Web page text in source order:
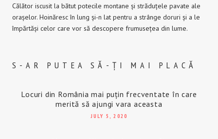
Călător iscusit la bătut potecile montane și străduțele pavate ale
orașelor. Hoinăresc în lung și-n lat pentru a strânge doruri și a le
împărtăși celor care vor să descopere frumusețea din lume.
S-AR PUTEA SĂ-ȚI MAI PLACĂ
Locuri din România mai puțin frecventate în care
merită să ajungi vara aceasta
JULY 5, 2020